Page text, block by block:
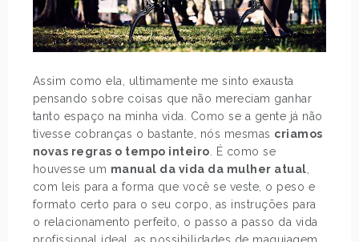
Assim como ela, ultimamente me sinto exausta
pensando sobre coisas que não mereciam ganhar
tanto espaço na minha vida. Como se a gente já não
tivesse cobranças o bastante, nós mesmas criamos
novas regras o tempo inteiro . É como se
houvesse um manual da vida da mulher atual
com leis para a forma que você se veste, o peso e
formato certo para o seu corpo, as instruções para
o relacionamento perfeito, o passo a passo da vida